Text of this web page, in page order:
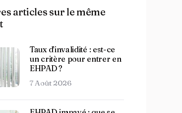
articles sur le même
Taux d’invalidité : est-ce
un critère pour entrer en
EHPAD ?
7 Août 2026